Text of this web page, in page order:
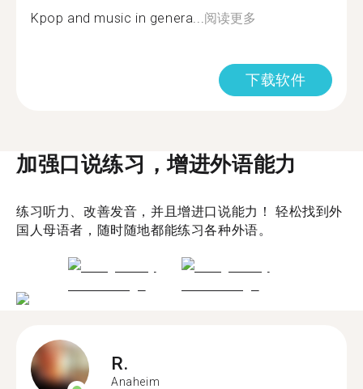
Kpop and music in genera... 阅读更多
下载软件
加强口说练习，增进外语能力
练习听力、改善发音，并且增进口说能力！ 轻松找到外
国人母语者，随时随地都能练习各种外语。
R.
Anaheim